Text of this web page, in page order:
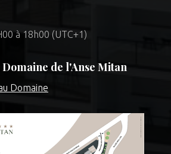
à 18h00 (UTC+1)
de l'Anse Mitan
Domaine